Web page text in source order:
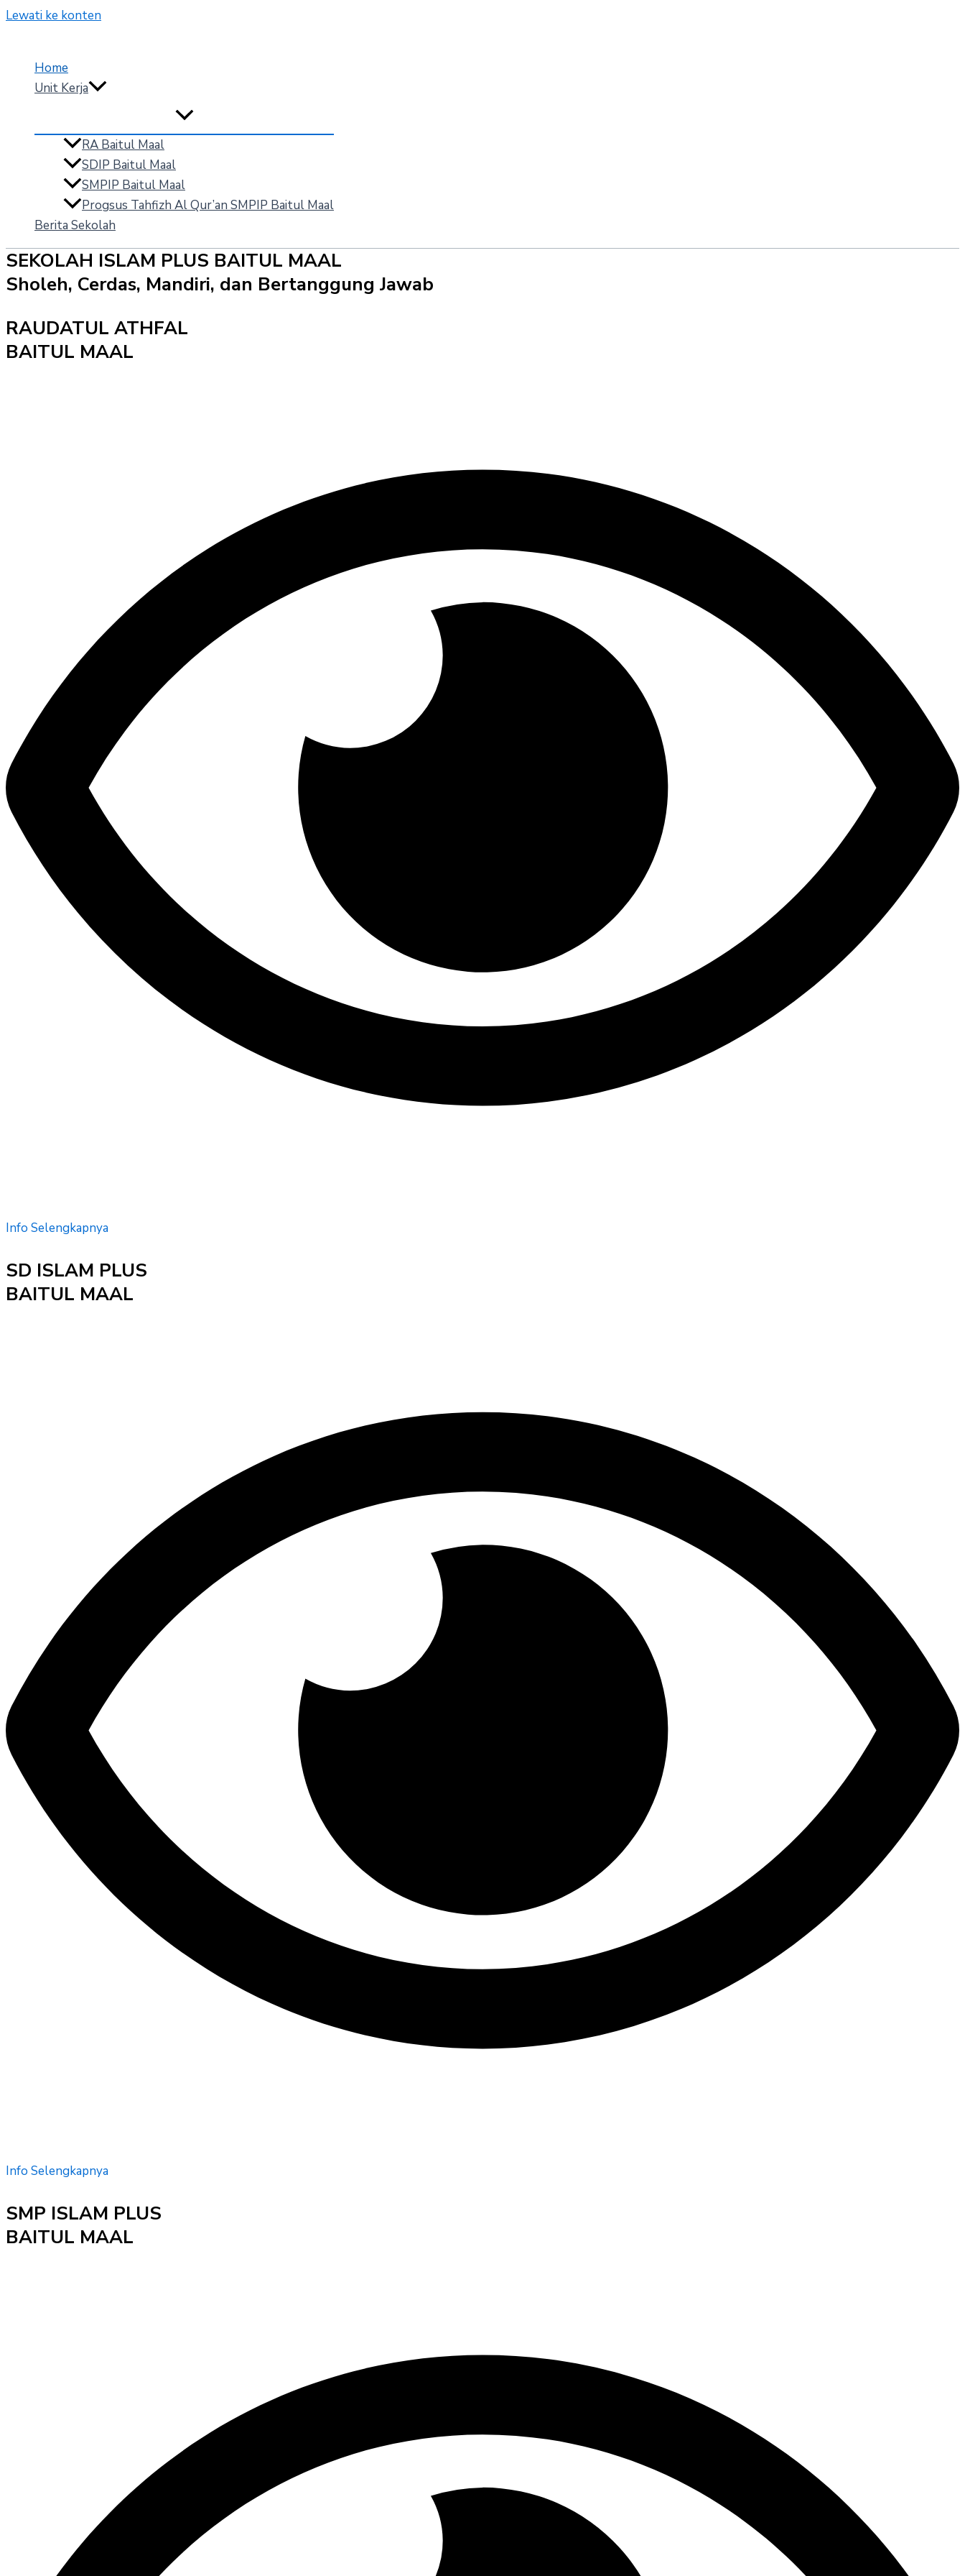
Lewati ke konten
Home
Unit Kerja
RA Baitul Maal
SDIP Baitul Maal
SMPIP Baitul Maal
Progsus Tahfizh Al Qur’an SMPIP Baitul Maal
Berita Sekolah
SEKOLAH ISLAM PLUS BAITUL MAAL
Sholeh, Cerdas, Mandiri, dan Bertanggung Jawab
RAUDATUL ATHFAL
BAITUL MAAL
Info Selengkapnya
SD ISLAM PLUS
BAITUL MAAL
Info Selengkapnya
SMP ISLAM PLUS
BAITUL MAAL